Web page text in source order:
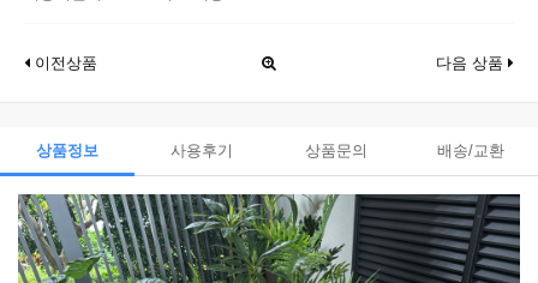
이전상품 다음 상품
상품정보 사용후기 상품문의 배송/교환